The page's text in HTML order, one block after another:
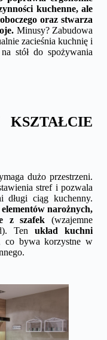
kuchenne, ale
oraz stwarza
Minusy? Zabudowa
zacieśnia kuchnię i
stół do spożywania
dużo przestrzeni.
stref i pozwala
długi ciąg kuchenny.
narożnych,
z szafek (wzajemne
Tenukład kuchni
co bywa korzystne w